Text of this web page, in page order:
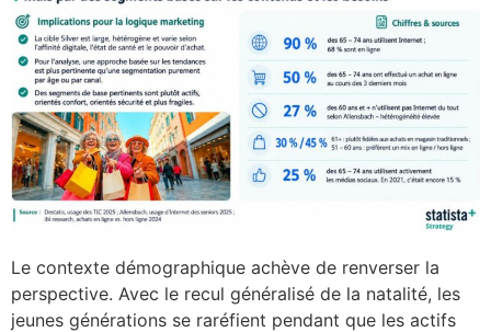
Le contexte démographique achève de renverser la
perspective. Avec le recul généralisé de la natalité, les
jeunes générations se raréfient pendant que les actifs